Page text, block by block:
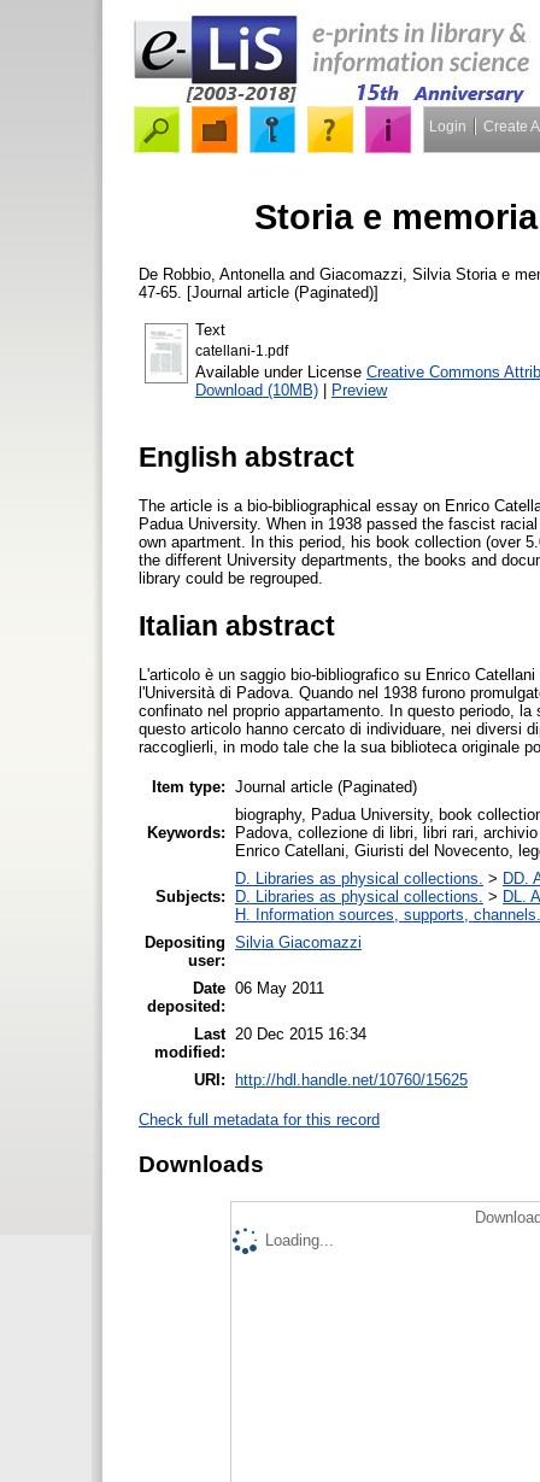
Login Create
Storia e
De Robbio, Antonella and Giacomazzi, Silvia Storia e
47-65. [Journal article (Paginated)]
Text
catellani-1.pdf
Available under License Creative Commons
Download (10MB) | Preview
English abstract
The article is a bio-bibliographical essay on Enrico
Padua University. When in 1938 passed the fascist
own apartment. In this period, his book collection (over
the different University departments, the books and
library could be regrouped.
Italian abstract
L'articolo è un saggio bio-bibliografico su Enrico
l'Università di Padova. Quando nel 1938 furono
confinato nel proprio appartamento. In questo periodo,
questo articolo hanno cercato di individuare, nei diversi
raccoglierli, in modo tale che la sua biblioteca originale
Item type: Journal article (Paginated)
Keywords:
biography, Padua University, book
Padova, collezione di libri, libri rari,
Enrico Catellani, Giuristi del Novecento,
Subjects:
D. Libraries as physical collections. > DD.
D. Libraries as physical collections. > DL.
H. Information sources, supports, channels.
Depositing
user:
Silvia Giacomazzi
Date
deposited:
06 May 2011
Last
modified:
20 Dec 2015 16:34
URI: http://hdl.handle.net/10760/15625
Check full metadata for this record
Downloads
Loading...